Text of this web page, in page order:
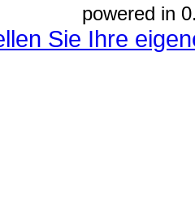
powered in
Sie Ihre